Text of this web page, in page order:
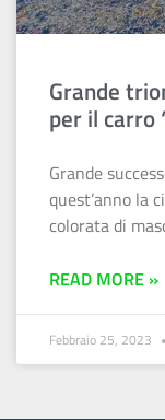
Grande
per il carro
Grande
quest’anno la
colorata di
READ MORE »
Febbraio 25, 2023